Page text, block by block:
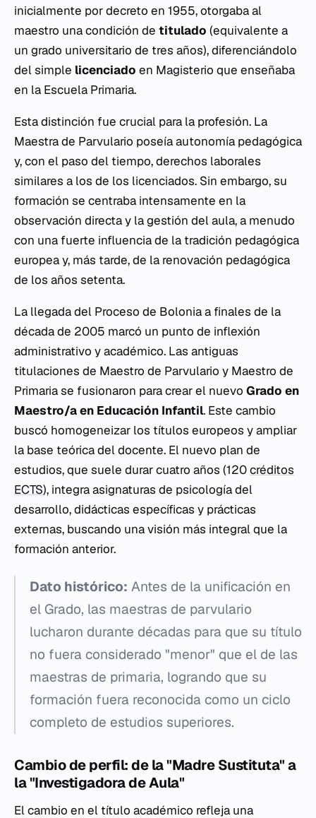
inicialmente por decreto en 1955, otorgaba al
maestro una condición de titulado (equivalente a
un grado universitario de tres años), diferenciándolo
del simple licenciado en Magisterio que enseñaba
en la Escuela Primaria.
Esta distinción fue crucial para la profesión. La
Maestra de Parvulario poseía autonomía pedagógica
y, con el paso del tiempo, derechos laborales
similares a los de los licenciados. Sin embargo, su
formación se centraba intensamente en la
observación directa y la gestión del aula, a menudo
con una fuerte influencia de la tradición pedagógica
europea y, más tarde, de la renovación pedagógica
de los años setenta.
La llegada del Proceso de Bolonia a finales de la
década de 2005 marcó un punto de inflexión
administrativo y académico. Las antiguas
titulaciones de Maestro de Parvulario y Maestro de
Primaria se fusionaron para crear el nuevo Grado en
Maestro/a en Educación Infantil. Este cambio
buscó homogeneizar los títulos europeos y ampliar
la base teórica del docente. El nuevo plan de
estudios, que suele durar cuatro años (120créditos
ECTS), integra asignaturas de psicología del
desarrollo, didácticas específicas y prácticas
externas, buscando una visión más integral que la
formación anterior.
Dato histórico: Antes de la unificación en
el Grado, las maestras de parvulario
lucharon durante décadas para que su título
no fuera considerado "menor" que el de las
maestras de primaria, logrando que su
formación fuera reconocida como un ciclo
completo de estudios superiores.
Cambio de perfil: de la "Madre Sustituta" a
la "Investigadora de Aula"
El cambio en el título académico refleja una